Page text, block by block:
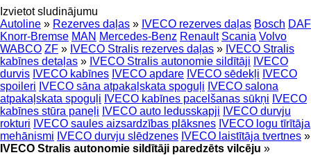
Izvietot sludinājumu
Autoline » Rezerves daļas » IVECO rezerves daļas Bosch DAF
Knorr-Bremse MAN Mercedes-Benz Renault Scania Volvo
WABCO ZF » IVECO Stralis rezerves daļas » IVECO Stralis
kabīnes detaļas » IVECO Stralis autonomie sildītāji IVECO
durvis IVECO kabīnes IVECO apdare IVECO sēdekļi IVECO
spoileri IVECO sāna atpakaļskata spoguļi IVECO salona
atpakaļskata spoguļi IVECO kabīnes pacelšanas sūkņi IVECO
kabīnes stūra paneļi IVECO auto ledusskapji IVECO durvju
rokturi IVECO saules aizsardzības plāksnes IVECO logu tīrītāja
mehānismi IVECO durvju slēdzenes IVECO laistītāja tvertnes »
IVECO Stralis autonomie sildītāji paredzēts vilcēju »